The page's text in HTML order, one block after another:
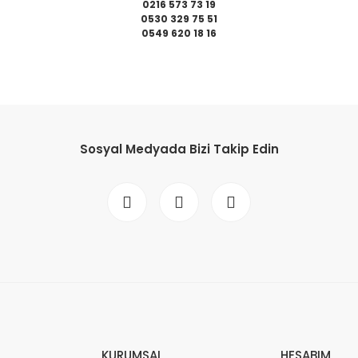
0216 573 73 19
0530 329 75 51
0549 620 18 16
Sosyal Medyada Bizi Takip Edin